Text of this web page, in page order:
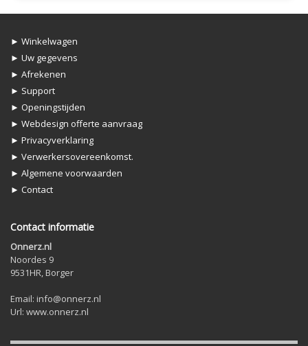
► Winkelwagen
► Uw gegevens
► Afrekenen
► Support
► Openingstijden
► Webdesign offerte aanvraag
► Privacyverklaring
► Verwerkersovereenkomst.
► Algemene voorwaarden
► Contact
Contact informatie
Onnerz.nl
Noordes 9
9531HR, Borger
Email: info@onnerz.nl
Url: www.onnerz.nl